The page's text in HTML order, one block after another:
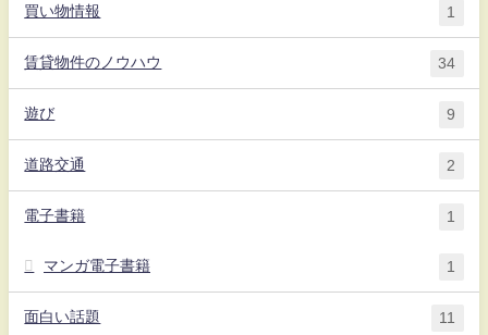
買い物情報 1
賃貸物件のノウハウ 34
遊び 9
道路交通 2
電子書籍 1
マンガ電子書籍 1
面白い話題 11